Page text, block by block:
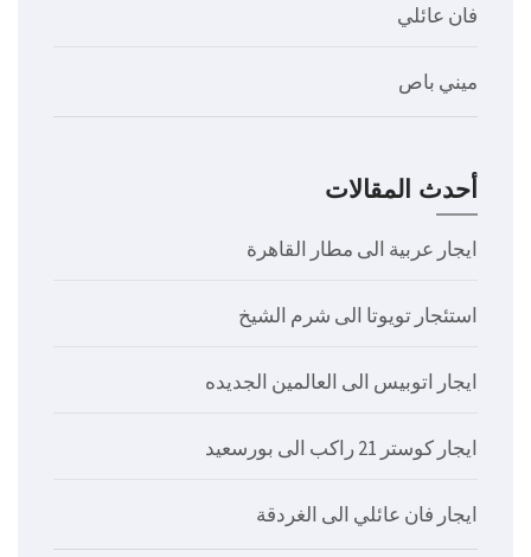
فان عائلي
ميني باص
أحدث المقالات
ايجار عربية الى مطار القاهرة
استئجار تويوتا الى شرم الشيخ
ايجار اتوبيس الى العالمين الجديده
ايجار كوستر 21 راكب الى بورسعيد
ايجار فان عائلي الى الغردقة